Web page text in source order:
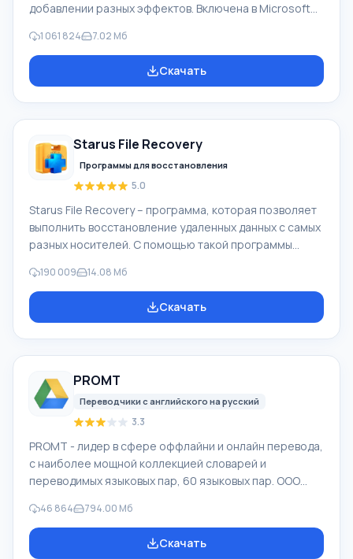
добавлении разных эффектов. Включена в Microsoft
бесплатный программный пакет Windows Live
Microsoft. Функционал Windows Movie Maker:
Захватывать видео с разных источников
Maker - добавить можно фоновую аудиодорожку,
использовать между
1 061 824 7.02 Мб
Скачать
Starus File Recovery
Программы для восстановления
5.0
Starus File Recovery – программа, которая позволяет
выполнить восстановление удаленных данных с самых
разных носителей. С помощью такой программы
разными способами. Например, они были удалены
мимо Корзины, скрыты под воздействием
вредоносного программного обеспечения, утеряны
различными устройствами, например, с жесткими
дисками, SS
190 009 14.08 Мб
Скачать
PROMT
Переводчики с английского на русский
3.3
PROMT - лидер в сфере оффлайни и онлайн перевода,
с наиболее мощной коллекцией словарей и
переводимых языковых пар, 60 языковых пар. ООО
разработчик систем перевода для частных
пользователей и корпораций. Программой PROMT
обеспечивается перевод любого текста, пользуясь
46 864 794.00 Мб
Скачать